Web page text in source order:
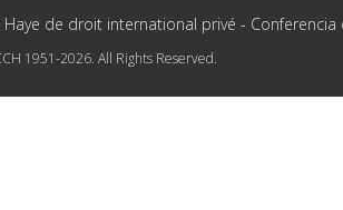
de droit international privé -
1951-2026. All Rights Reserved.